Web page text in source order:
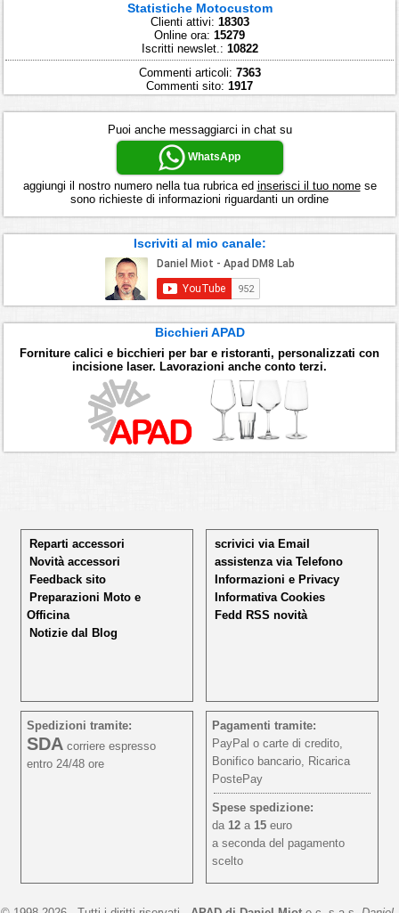
Statistiche Motocustom
Clienti attivi: 18303
Online ora: 15279
Iscritti newslet.: 10822
Commenti articoli: 7363
Commenti sito: 1917
Puoi anche messaggiarci in chat su
WhatsApp
aggiungi il nostro numero nella tua rubrica ed inserisci il tuo nomese
sono richieste di informazioni riguardanti un ordine
Iscriviti al mio canale:
Bicchieri APAD
Forniture calici e bicchieri per bar e ristoranti, personalizzati con
incisione laser. Lavorazioni anche conto terzi.
Reparti accessori
Novità accessori
Feedback sito
Preparazioni Moto e
Officina
Notizie dal Blog
scrivici via Email
assistenza via Telefono
Informazioni e Privacy
Informativa Cookies
Fedd RSS novità
Spedizioni tramite:
SDA corriere espresso
entro 24/48 ore
Pagamenti tramite:
PayPal o carte di credito,
Bonifico bancario, Ricarica
PostePay
Spese spedizione:
da 12 a 15 euro
a seconda del pagamento
scelto